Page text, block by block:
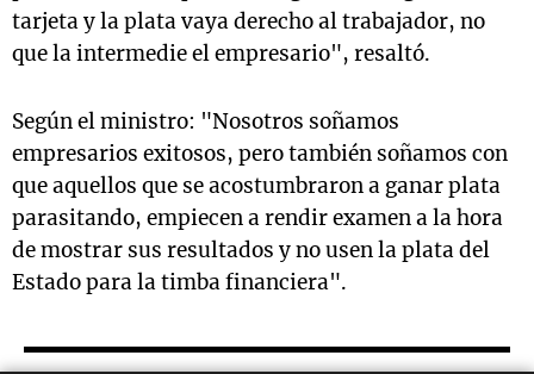
tarjeta y la plata vaya derecho al trabajador, no
que la intermedie el empresario", resaltó.
Según el ministro: "Nosotros soñamos
empresarios exitosos, pero también soñamos con
que aquellos que se acostumbraron a ganar plata
parasitando, empiecen a rendir examen a la hora
de mostrar sus resultados y no usen la plata del
Estado para la timba financiera".